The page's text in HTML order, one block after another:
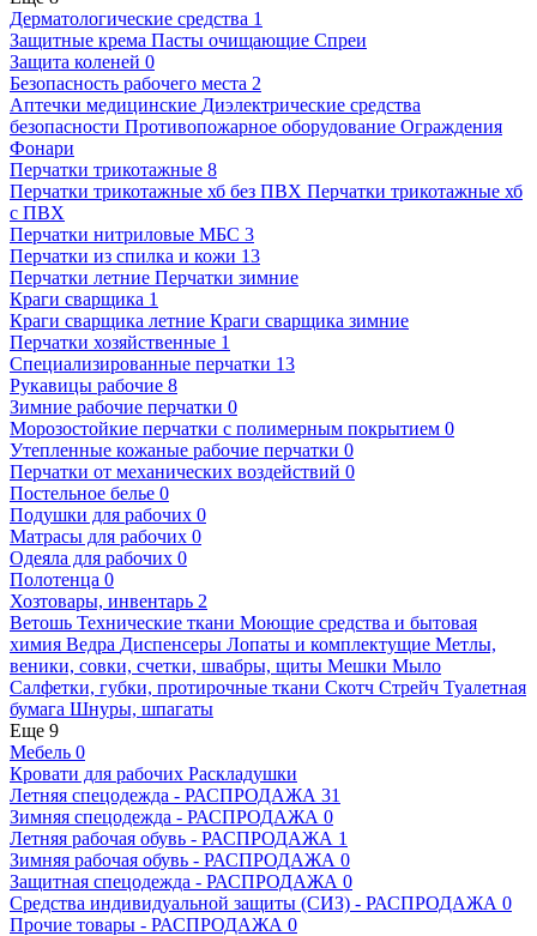
Дерматологические средства 1
Защитные крема Пасты очищающие Спреи
Защита коленей 0
Безопасность рабочего места 2
Аптечки медицинские Диэлектрические средства
безопасности Противопожарное оборудование Ограждения
Фонари
Перчатки трикотажные 8
Перчатки трикотажные хб без ПВХ Перчатки трикотажные хб
с ПВХ
Перчатки нитриловые МБС 3
Перчатки из спилка и кожи 13
Перчатки летние Перчатки зимние
Краги сварщика 1
Краги сварщика летние Краги сварщика зимние
Перчатки хозяйственные 1
Специализированные перчатки 13
Рукавицы рабочие 8
Зимние рабочие перчатки 0
Морозостойкие перчатки с полимерным покрытием 0
Утепленные кожаные рабочие перчатки 0
Перчатки от механических воздействий 0
Постельное белье 0
Подушки для рабочих 0
Матрасы для рабочих 0
Одеяла для рабочих 0
Полотенца 0
Хозтовары, инвентарь 2
Ветошь Технические ткани Моющие средства и бытовая
химия Ведра Диспенсеры Лопаты и комплектущие Метлы,
веники, совки, счетки, швабры, щиты Мешки Мыло
Салфетки, губки, протирочные ткани Скотч Стрейч Туалетная
бумага Шнуры, шпагаты
Еще 9
Мебель 0
Кровати для рабочих Раскладушки
Летняя спецодежда - РАСПРОДАЖА 31
Зимняя спецодежда - РАСПРОДАЖА 0
Летняя рабочая обувь - РАСПРОДАЖА 1
Зимняя рабочая обувь - РАСПРОДАЖА 0
Защитная спецодежда - РАСПРОДАЖА 0
Средства индивидуальной защиты (СИЗ) - РАСПРОДАЖА 0
Прочие товары - РАСПРОДАЖА 0